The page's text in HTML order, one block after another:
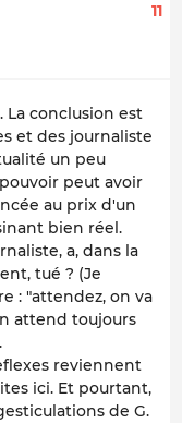
11
conclusion est
et des journaliste
un peu
peut avoir
au prix d'un
bien réel.
a, dans la
tué ? (Je
: "attendez, on va
attend toujours
reviennent
ici. Et pourtant,
de G.